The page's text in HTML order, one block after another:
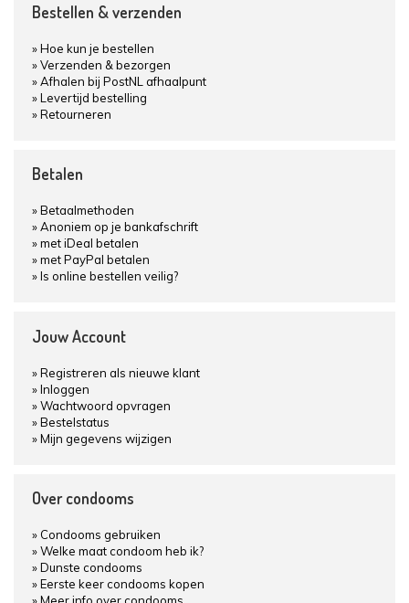
Bestellen & verzenden
Hoe kun je bestellen
Verzenden & bezorgen
Afhalen bij PostNL afhaalpunt
Levertijd bestelling
Retourneren
Betalen
Betaalmethoden
Anoniem op je bankafschrift
met iDeal betalen
met PayPal betalen
Is online bestellen veilig?
Jouw Account
Registreren als nieuwe klant
Inloggen
Wachtwoord opvragen
Bestelstatus
Mijn gegevens wijzigen
Over condooms
Condooms gebruiken
Welke maat condoom heb ik?
Dunste condooms
Eerste keer condooms kopen